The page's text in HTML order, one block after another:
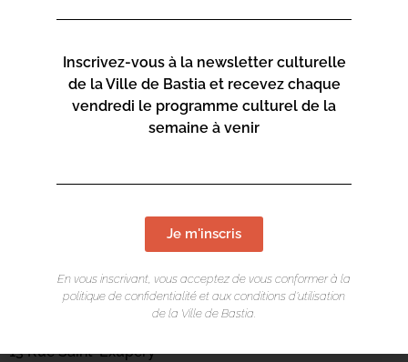
LIEU DE L'ÉVÉNEMENT
Mediateca Barberine Duriani
13 Rue Saint-Exupéry
Inscrivez-vous à la newsletter culturelle
de la Ville de Bastia et recevez chaque
vendredi le programme culturel de la
semaine à venir
Je m'inscris
En vous inscrivant, vous acceptez de vous conformer à la
politique de confidentialité et aux conditions d’utilisation
de la Ville de Bastia.